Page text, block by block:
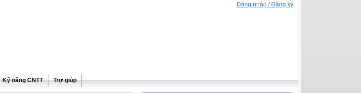
Đăng nhập / Đăng ký
Kỹ năng CNTT Trợ giúp